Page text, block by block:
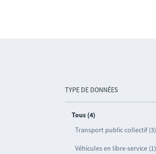
TYPE DE DONNÉES
Tous (4)
Transport public collectif (3)
Véhicules en libre-service (1)